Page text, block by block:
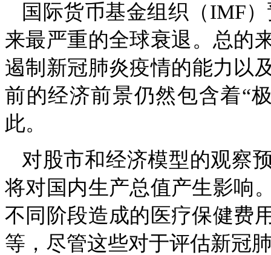
国际货币基金组织（IMF
来最严重的全球衰退。总的
遏制新冠肺炎疫情的能力以
前的经济前景仍然包含着“
此。
对股市和经济模型的观察
将对国内生产总值产生影响
不同阶段造成的医疗保健费
等，尽管这些对于评估新冠